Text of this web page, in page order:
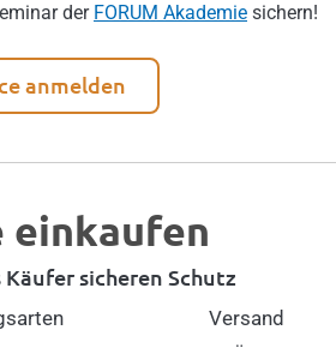
der FORUM Akademie sichern!
anmelden
einkaufen
sicheren Schutz
Versand